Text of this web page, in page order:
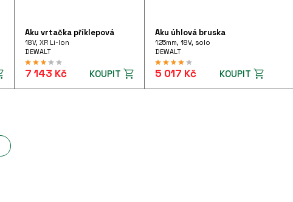
Aku vrtačka příklepová
18V, XR Li-Ion
DEWALT
7 143 Kč KOUPIT
Aku úhlová bruska
125mm, 18V, solo
DEWALT
5 017 Kč KOUPIT